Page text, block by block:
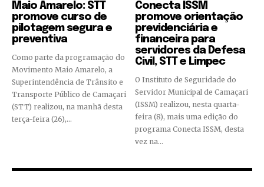
Maio Amarelo: STT
promove curso de
pilotagem segura e
preventiva
Como parte da programação do
Movimento Maio Amarelo, a
Superintendência de Trânsito e
Transporte Público de Camaçari
(STT) realizou, na manhã desta
terça-feira (26),...
Conecta ISSM
promove orientação
previdenciária e
financeira para
servidores da Defesa
Civil, STT e Limpec
O Instituto de Seguridade do
Servidor Municipal de Camaçari
(ISSM) realizou, nesta quarta-
feira (8), mais uma edição do
programa Conecta ISSM, desta
vez na...